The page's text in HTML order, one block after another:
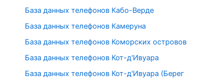
База данных телефонов Кабо-Верде
База данных телефонов Камеруна
База данных телефонов Коморских островов
База данных телефонов Кот-д'Ивуара
База данных телефонов Кот-д'Ивуара (Берег